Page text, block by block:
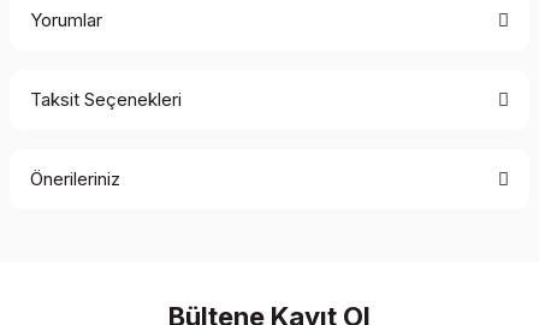
Yorumlar
Taksit Seçenekleri
Önerileriniz
Görüş ve önerileriniz için teşekkür ederiz.
Bültene Kayıt Ol